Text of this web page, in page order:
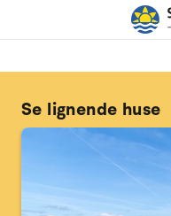
Se lignende huse